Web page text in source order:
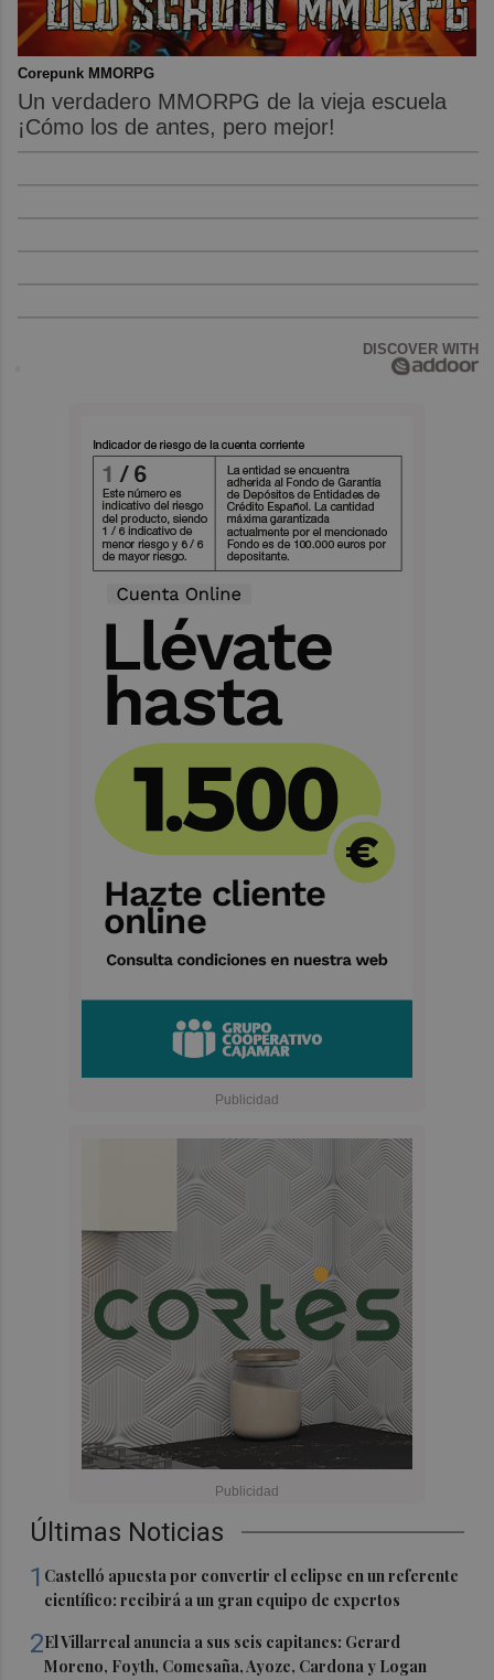
Últimas Noticias
1 Castelló apuesta por convertir el eclipse en un referente
científico: recibirá a un gran equipo de expertos
2El Villarreal anuncia a sus seis capitanes: Gerard
Moreno, Foyth, Comesaña, Ayoze, Cardona y Logan
Corepunk MMORPG
Un verdadero MMORPG de la vieja escuela
¡Cómo los de antes, pero mejor!
DISCOVER WITH